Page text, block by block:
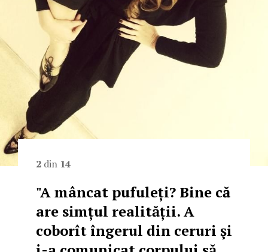
2 din 14
"A mâncat pufuleți? Bine că
are simțul realității. A
coborît îngerul din ceruri şi